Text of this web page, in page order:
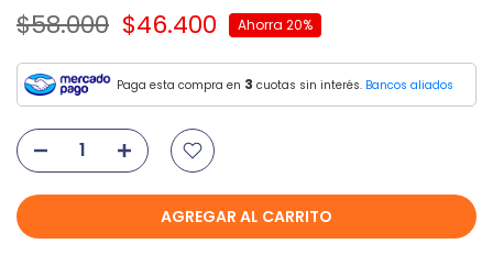
$58.000 $46.400 Ahorra 20%
Paga esta compra en 3 cuotas sin interés. Bancos aliados
AGREGAR AL CARRITO